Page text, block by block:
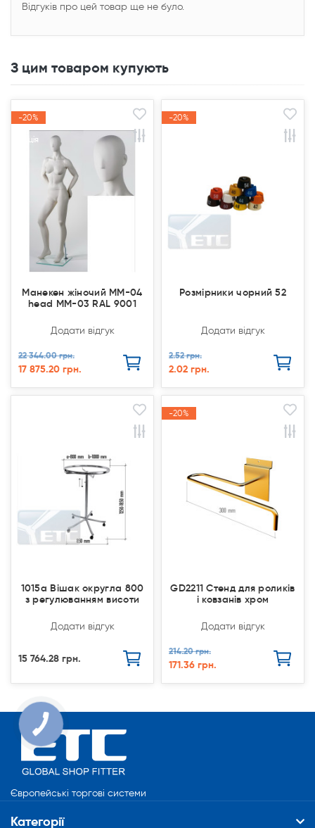
Відгуків про цей товар ще не було.
З цим товаром купують
-20%
Акція
-20%
Акція
Манекен жіночий MM-04
head MM-03 RAL 9001
Додати відгук
22 344.00 грн.
17 875.20 грн.
-20%
-20%
Розмірники чорний 52
Додати відгук
2.52 грн.
2.02 грн.
1015a Вішак округла 800
з регулюванням висоти
Додати відгук
15 764.28 грн.
-20%
-20%
GD2211 Стенд для роликів
і ковзанів хром
Додати відгук
214.20 грн.
171.36 грн.
Європейські торгові системи
Категорії